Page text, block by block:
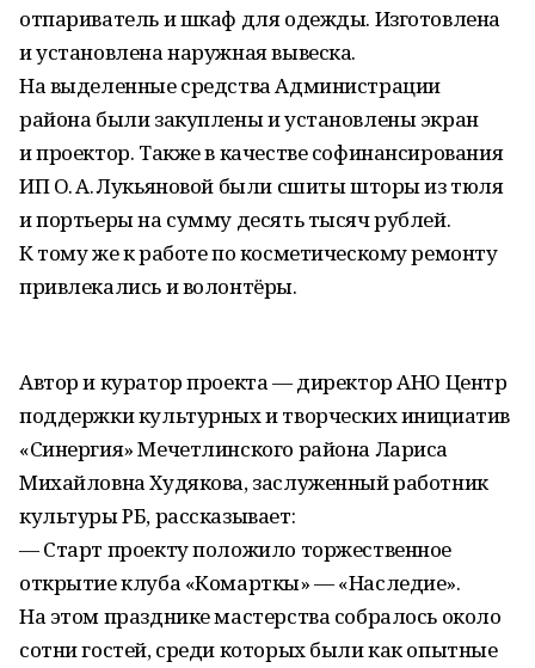
отпариватель и шкаф для одежды. Изготовлена
и установлена наружная вывеска.
На выделенные средства Администрации
района были закуплены и установлены экран
и проектор. Также в качестве софинансирования
ИП О. А. Лукьяновой были сшиты шторы из тюля
и портьеры на сумму десять тысяч рублей.
К тому же к работе по косметическому ремонту
привлекались и волонтёры.
Автор и куратор проекта — директор АНО Центр
поддержки культурных и творческих инициатив
«Синергия» Мечетлинского района Лариса
Михайловна Худякова, заслуженный работник
культуры РБ, рассказывает:
— Старт проекту положило торжественное
открытие клуба «Комарткы» — «Наследие».
На этом празднике мастерства собралось около
сотни гостей, среди которых были как опытные